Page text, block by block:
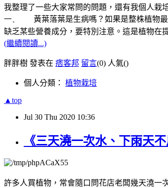
我整理了一些大家常問的問題，還有我個人栽
一、
黃葉落葉是生病嗎？如果是整株植物
缺乏某些營養成分，要特別注意。這是植物在
(繼續閱讀...)
胖胖樹 發表在 痞客邦 留言(0) 人氣()
個人分類： 植物栽培
▲top
Jul 30 Thu 2020 10:36
《三天澆一次水、下雨天
許多人買植物，常會隨口問花店老闆幾天澆一